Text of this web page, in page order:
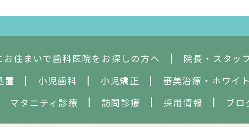
お住まいで歯科医院をお探しの方へ 院長・スタッ
置 小児歯科 小児矯正 審美治療 ・ホワイ
マタニティ診療 訪問診療 採用情報 ブロ